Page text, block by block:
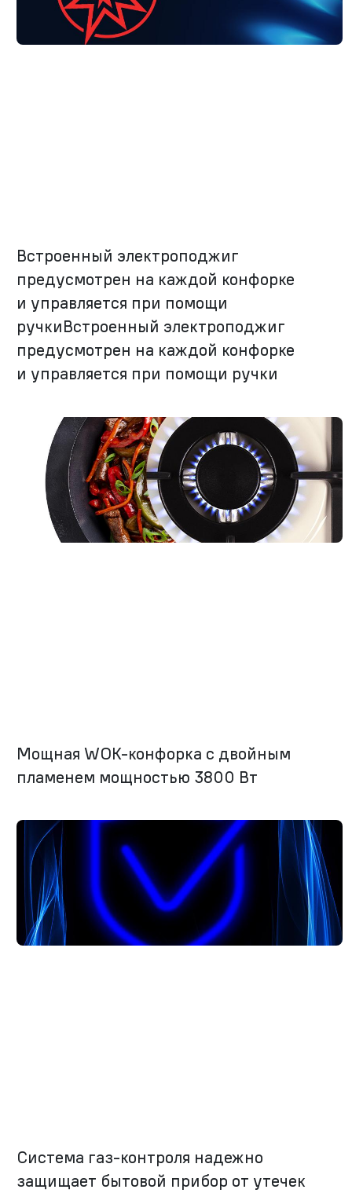
Встроенный электроподжиг
предусмотрен на каждой конфорке
и управляется при помощи
ручкиВстроенный электроподжиг
предусмотрен на каждой конфорке
и управляется при помощи ручки
Мощная WOK-конфорка с двойным
пламенем мощностью 3800 Вт
Система газ-контроля надежно
защищает бытовой прибор от утечек